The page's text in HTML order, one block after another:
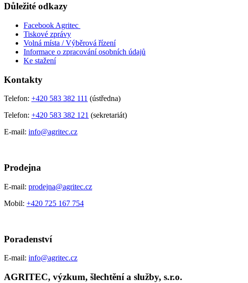
Důležité odkazy
Facebook Agritec
Tiskové zprávy
Volná místa / Výběrová řízení
Informace o zpracování osobních údajů
Ke stažení
Kontakty
Telefon: +420 583 382 111 (ústředna)
Telefon: +420 583 382 121 (sekretariát)
E-mail: info@agritec.cz
Prodejna
E-mail: prodejna@agritec.cz
Mobil: +420 725 167 754
Poradenství
E-mail: info@agritec.cz
AGRITEC, výzkum, šlechtění a služby, s.r.o.